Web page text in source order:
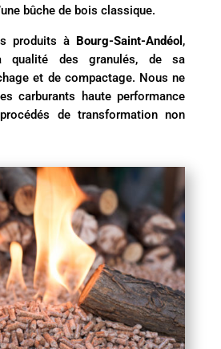
bûche de bois classique.
produits à Bourg-Saint-Andéol ,
des granulés, de sa
et de compactage. Nous ne
carburants haute performance
de transformation non